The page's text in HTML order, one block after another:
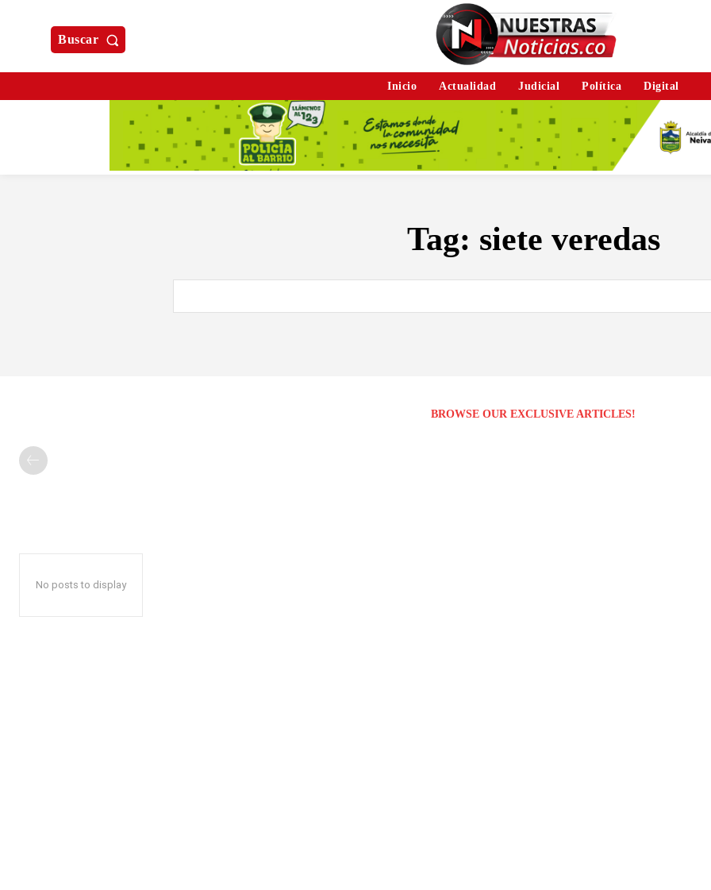
Buscar
Inicio Actualidad Judicial Política Digital
Tag: siete veredas
BROWSE OUR EXCLUSIVE ARTICLES!
No posts to display